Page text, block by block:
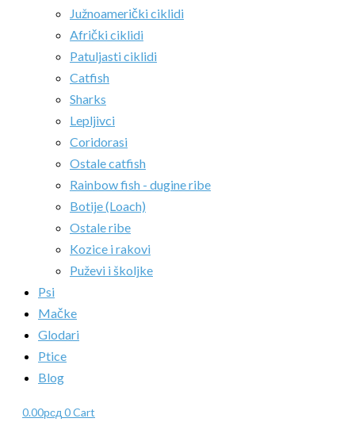
Južnoamerički ciklidi
Afrički ciklidi
Patuljasti ciklidi
Catfish
Sharks
Lepljivci
Coridorasi
Ostale catfish
Rainbow fish - dugine ribe
Botije (Loach)
Ostale ribe
Kozice i rakovi
Puževi i školjke
Psi
Mačke
Glodari
Ptice
Blog
0.00рсд 0Cart